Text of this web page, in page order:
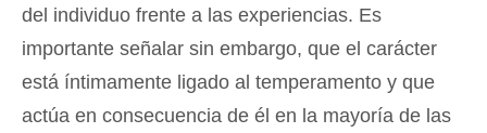
del individuo frente a las experiencias. Es
importante señalar sin embargo, que el carácter
está íntimamente ligado al temperamento y que
actúa en consecuencia de él en la mayoría de las